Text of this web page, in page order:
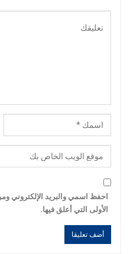
احفظ اسمي والبريد الإلكتروني
الأولى التي أعلق فيها.